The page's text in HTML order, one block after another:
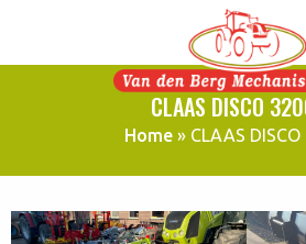
CLAAS DISCO
Home » CLAAS